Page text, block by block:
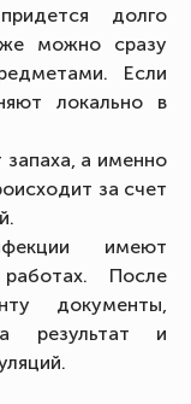
долго
можно сразу
Если
локально в
а именно
за счет
имеют
После
документы,
результат и